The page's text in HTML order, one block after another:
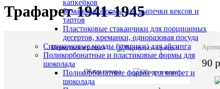
капкейков
Бумажные формы для выпечки кексов и
тартов
Пластиковые стаканчики для порционных
десертов, креманки, одноразовая посуда
Силиконовые молды (коврики) для айсинга
Поликорбонатные и пластиковые формы для
шоколада
Поликорбонатные формы для конфет и
шоколада
Трафарет 1941-1945
Вернуться в раздел
Обзор товара
товара:
Трафарет
1941-
90